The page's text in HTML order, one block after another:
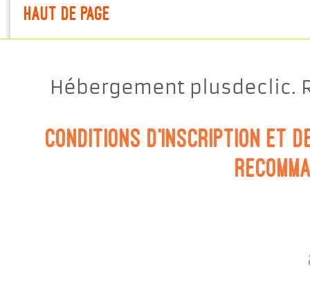
Haut de page
Hébergement
Conditions d'inscription et